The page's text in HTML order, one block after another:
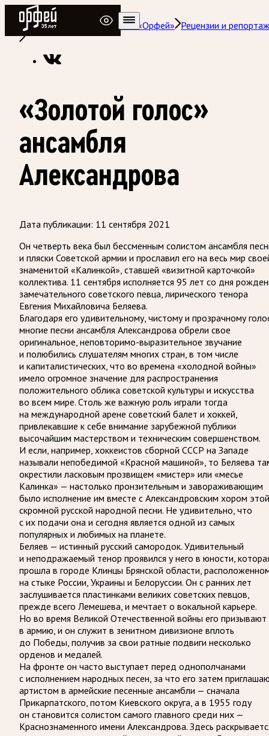
Радио Орфей
Радио классической музыки «Орфей» Рецензии и
«Золотой голос»
ансамбля
Александрова
Дата публикации: 11 сентября 2021
Он четверть века был бессменным солистом ансамбля
и пляски Советской армии и прославил его на весь мир
знаменитой «Калинкой», ставшей «визитной карточкой»
коллектива. 11 сентября исполняется 95 лет со дня
замечательного советского певца, лирического тенора
Евгения Михайловича Беляева.
Благодаря его удивительному, чистому и прозрачному
многие песни ансамбля Александрова обрели свое
оригинальное, неповторимо-выразительное звучание
и полюбились слушателям многих стран, в том числе
и капиталистических, что во времена «холодной войны»
имело огромное значение для распространения
положительного облика советской культуры и искусства
во всем мире. Столь же важную роль играли тогда
на международной арене советский балет и хоккей,
привлекавшие к себе внимание зарубежной публики
высочайшим мастерством и техническим совершенством.
И если, например, хоккеистов сборной СССР на Западе
называли непобедимой «Красной машиной», то Беляева
окрестили ласковым прозвищем «мистер» или «месье
Калинка» — настолько пронзительным и завораживающим
было исполнение им вместе с Александровским хором этой
скромной русской народной песни. Не удивительно, что
с их подачи она и сегодня является одной из самых
популярных и любимых на планете.
Беляев — истинный русский самородок. Удивительный
и неподражаемый тенор проявился у него в юности,
прошла в городе Клинцы Брянской области,
на стыке России, Украины и Белоруссии. Он с ранних лет
заслушивается пластинками великих советских певцов,
прежде всего Лемешева, и мечтает о вокальной карьере.
Но во время Великой Отечественной войны его призывают
в армию, и он служит в зенитном дивизионе вплоть
до Победы, получив за свои ратные подвиги несколько
орденов и медалей.
На фронте он часто выступает перед однополчанами
с исполнением народных песен, за что его затем
артистом в армейские песенные ансамбли — сначала
Прикарпатского, потом Киевского округа, а в 1955 году
он становится солистом самого главного среди них —
Краснознаменного имени Александрова. Здесь